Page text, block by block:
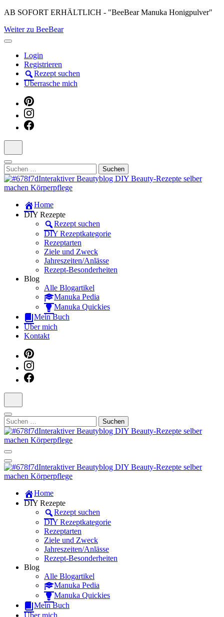
Skip
content
(Press
AB SOFORT ERHÄLTLICH - "BeeBear Manuka Honigpulver"
Weiter zu BeeBear
Login
Registrieren
Rezept suchen
Überrasche mich
Suchen
nach:
Manuka Magic – Natürlich schön:
Dein interaktiver DIY Beautyblog
Dein persönlicher interaktiver DIY Beautyblog
Home
DIY Rezepte
Rezept suchen
DIY Rezeptkategorie
Rezeptarten
Ziele und Zweck
Jahreszeiten/Anlässe
Rezept-Besonderheiten
Blog
Alle Blogartikel
Manuka Pedia
Manuka Quickies
Mein Buch
Über mich
Kontakt
Suchen
nach:
Manuka Magic – Natürlich schön:
Dein interaktiver DIY Beautyblog
Manuka Magic – Natürlich schön:
Dein interaktiver DIY Beautyblog
Dein persönlicher interaktiver DIY Beautyblog
Home
DIY Rezepte
Rezept suchen
DIY Rezeptkategorie
Rezeptarten
Ziele und Zweck
Jahreszeiten/Anlässe
Rezept-Besonderheiten
Blog
Alle Blogartikel
Manuka Pedia
Manuka Quickies
Mein Buch
Über mich